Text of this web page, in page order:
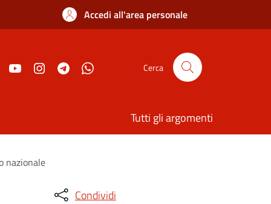
Accedi all'area personale
Cerca
Tutti gli argomenti
nazionale
Condividi